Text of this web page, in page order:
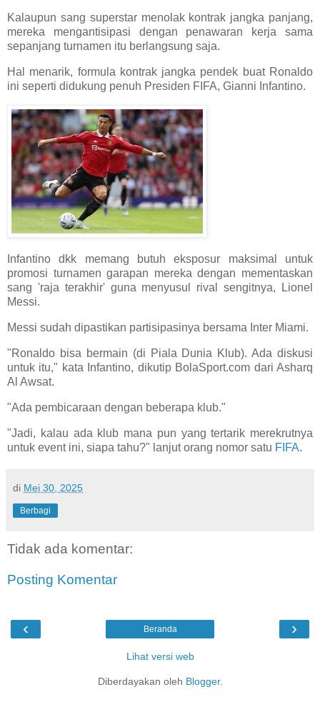
Kalaupun sang superstar menolak kontrak jangka panjang,
mereka mengantisipasi dengan penawaran kerja sama
sepanjang turnamen itu berlangsung saja.
Hal menarik, formula kontrak jangka pendek buat Ronaldo
ini seperti didukung penuh Presiden FIFA, Gianni Infantino.
Infantino dkk memang butuh eksposur maksimal untuk
promosi turnamen garapan mereka dengan mementaskan
sang 'raja terakhir' guna menyusul rival sengitnya, Lionel
Messi.
Messi sudah dipastikan partisipasinya bersama Inter Miami.
"Ronaldo bisa bermain (di Piala Dunia Klub). Ada diskusi
untuk itu," kata Infantino, dikutip BolaSport.com dari Asharq
Al Awsat.
"Ada pembicaraan dengan beberapa klub."
"Jadi, kalau ada klub mana pun yang tertarik merekrutnya
untuk event ini, siapa tahu?" lanjut orang nomor satu FIFA.
di Mei 30, 2025
Berbagi
Tidak ada komentar:
Posting Komentar
‹ ›
Beranda
Lihat versi web
Diberdayakan oleh Blogger.